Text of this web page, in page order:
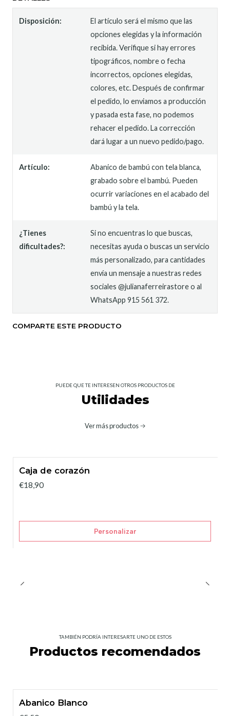
Disposición:
El artículo será el mismo que las
opciones elegidas y la información
recibida. Verifique si hay errores
tipográficos, nombre o fecha
incorrectos, opciones elegidas,
colores, etc. Después de confirmar
el pedido, lo enviamos a producción
y pasada esta fase, no podemos
rehacer el pedido. La corrección
dará lugar a un nuevo pedido/pago.
Artículo:
Abanico de bambú con tela blanca,
grabado sobre el bambú. Pueden
ocurrir variaciones en el acabado del
bambú y la tela.
¿Tienes
dificultades?:
Si no encuentras lo que buscas,
necesitas ayuda o buscas un servicio
más personalizado, para cantidades
envía un mensaje a nuestras redes
sociales @julianaferreirastore o al
WhatsApp 915 561 372.
COMPARTE ESTE PRODUCTO
PUEDE QUE TE INTERESEN OTROS PRODUCTOS DE
Utilidades
Ver más productos
Caja de corazón
€18,90
Personalizar
TAMBIÉN PODRÍA INTERESARTE UNO DE ESTOS
Productos recomendados
Abanico Blanco